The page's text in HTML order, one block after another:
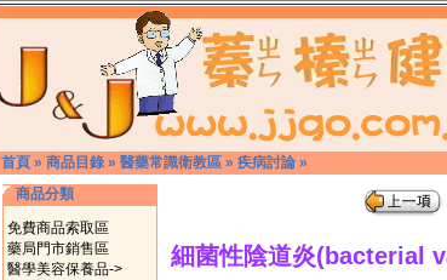
首頁 » 商品目錄 » 醫藥常識衛教區 » 疾病討論 »
商品分類
免費商品索取區
藥局門市銷售區
醫學美容保養品->
細菌性陰道炎(bacterial